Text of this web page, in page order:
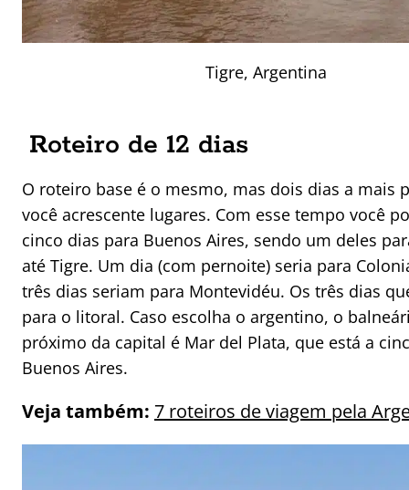
Tigre, Argentina
Roteiro de 12 dias
O roteiro base é o mesmo, mas dois dias a mais
você acrescente lugares. Com esse tempo você
cinco dias para Buenos Aires, sendo um deles
até Tigre. Um dia (com pernoite) seria para
três dias seriam para Montevidéu. Os três dias
para o litoral. Caso escolha o argentino, o
próximo da capital é Mar del Plata, que está a
Buenos Aires.
Veja também: 7 roteiros de viagem pela